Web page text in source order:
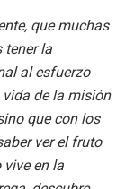
que muchas
tener la
al esfuerzo
vida de la misión
que con los
ver el fruto
vive en la